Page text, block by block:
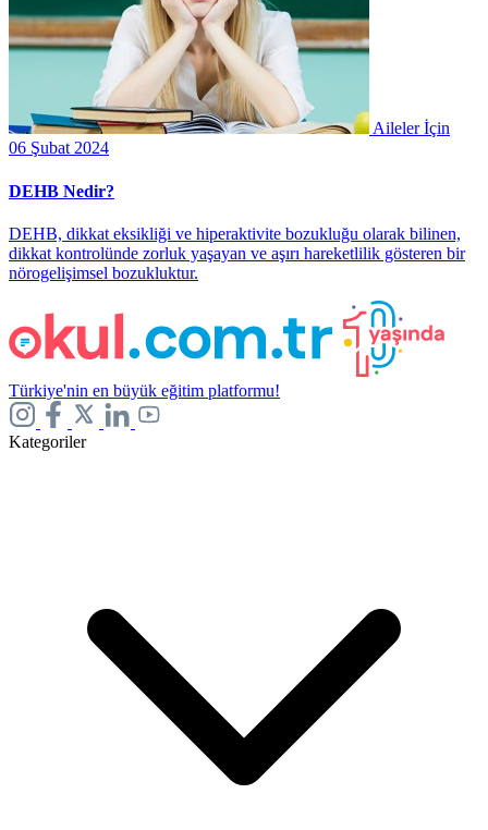
Aileler İçin
06 Şubat 2024
DEHB Nedir?
DEHB, dikkat eksikliği ve hiperaktivite bozukluğu olarak bilinen,
dikkat kontrolünde zorluk yaşayan ve aşırı hareketlilik gösteren bir
nörogelişimsel bozukluktur.
Türkiye'nin en büyük eğitim platformu!
Kategoriler